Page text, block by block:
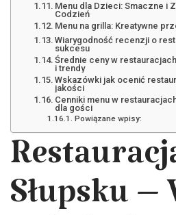
Menu dla Dzieci: Smaczne i
Codzień
Menu na grilla: Kreatywne
Wiarygodność recenzji o
sukcesu
Średnie ceny w
i trendy
Wskazówki jak ocenić
jakości
Cenniki menu w
dla gości
Powiązane wpisy:
Słupsku